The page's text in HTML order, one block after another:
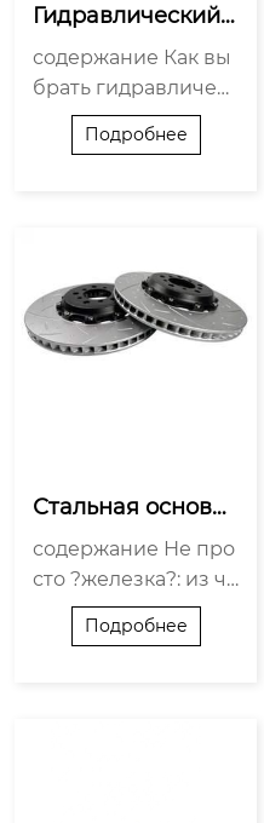
Гидравлический к
лапан: выбор, уст
ановка и ремонт
своими руками
содержание Как вы
брать гидравлическ
ий клапан: три пара
метра, которые нел
нологию Ремонт св
оими руками: что р
еально, а что — лову
шка Заключение...
Подробнее
Стальная основа
тормоза: иннова
ции и надежност
ь?
содержание Не про
сто ?железка?: из че
го на самом деле де
лают основу Иннов
Подробнее